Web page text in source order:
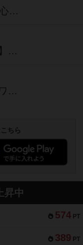
★1/8日(日)千葉県松戸市★初心者・未経験者大歓迎！ボードゲームで一緒に遊びましょ～！Booo!GAMESボードゲーム会
【山手線工事ご注意ください】東京ミドル層ボードゲーム会 第13回 【500円】【浜松町/大門駅徒歩4分】【途中参加、途中抜けOK】
食べ飲み放題 軽量ボドゲをワイワイやる会
ちら
昇中
574 PT
389 PT